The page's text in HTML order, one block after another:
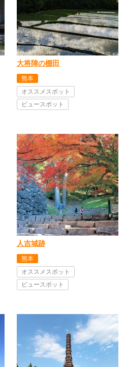
大将陣の棚田
熊本
オススメスポット
ビュースポット
人吉城跡
熊本
オススメスポット
ビュースポット